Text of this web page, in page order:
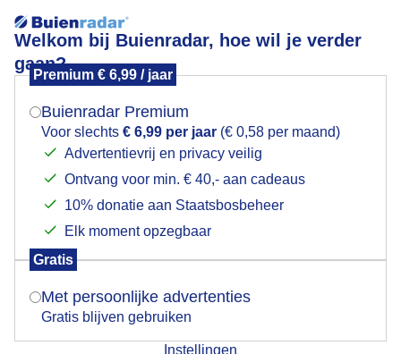
Welkom bij Buienradar, hoe wil je verder
gaan?
Premium € 6,99 / jaar
Buienradar Premium
Voor slechts € 6,99 per jaar (€ 0,58 per maand)
Advertentievrij en privacy veilig
Ontvang voor min. € 40,- aan cadeaus
10% donatie aan Staatsbosbeheer
Elk moment opzegbaar
Gratis
Met persoonlijke advertenties
Gratis blijven gebruiken
Instellingen
Amberboom in de zonsopkomst
Mogen we je locatie gebruiken voor het
Indien je hier nog geen akkoord op hebt gegeven,
verschijnt er zo een pop-up uit je browser waarin
Is goed, toon de popup